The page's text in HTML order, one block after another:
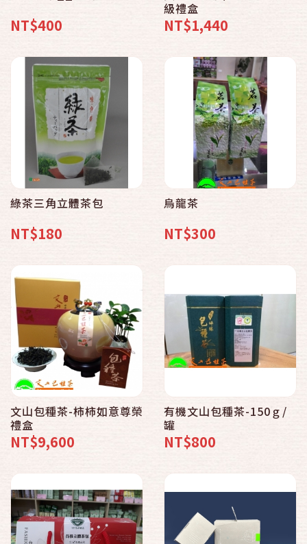
NT$400
級禮盒
NT$1,440
綠茶三角立體茶包
NT$180
烏龍茶
NT$300
文山包種茶-柿柿如意尊榮
禮盒
NT$9,600
有機文山包種茶-150ｇ/
罐
NT$800